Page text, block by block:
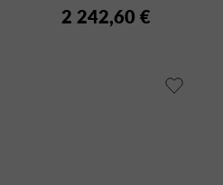
2 242,60 €